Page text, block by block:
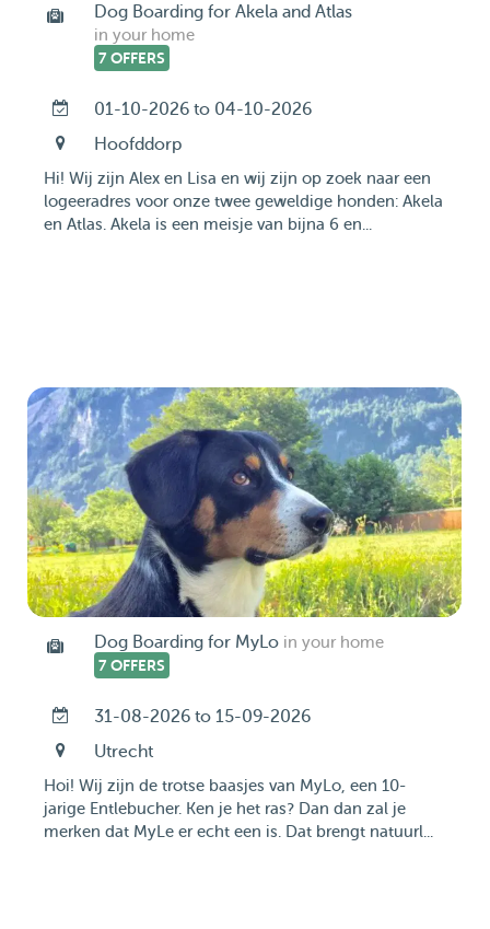
Dog Boarding for Akela and Atlas
in your home
7 OFFERS
01-10-2026 to 04-10-2026
Hoofddorp
Hi! Wij zijn Alex en Lisa en wij zijn op zoek naar een
logeeradres voor onze twee geweldige honden: Akela
en Atlas. Akela is een meisje van bijna 6 en...
Dog Boarding for MyLo in your home
7 OFFERS
31-08-2026 to 15-09-2026
Utrecht
Hoi! Wij zijn de trotse baasjes van MyLo, een 10-
jarige Entlebucher. Ken je het ras? Dan dan zal je
merken dat MyLe er echt een is. Dat brengt natuurl...